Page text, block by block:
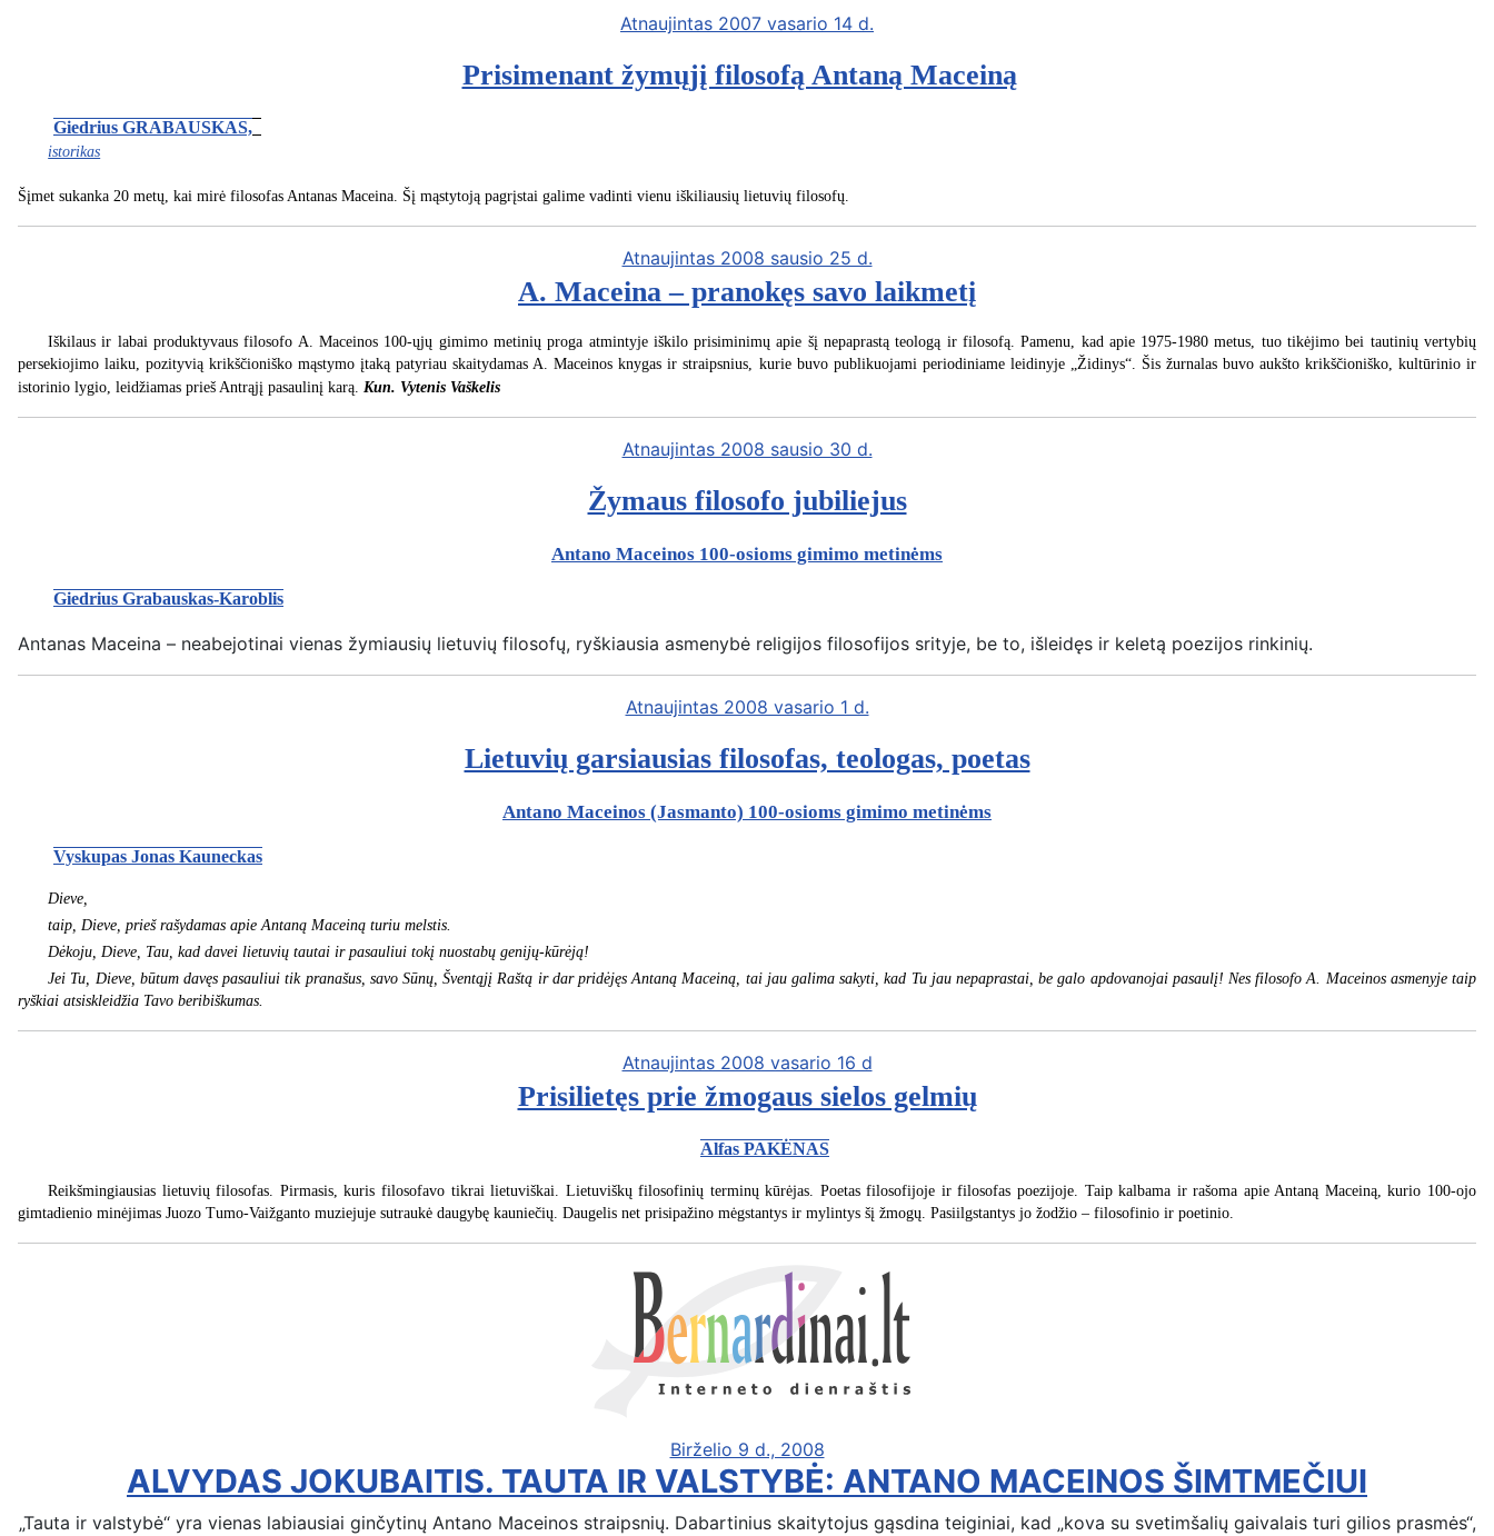
Atnaujintas 2007 vasario 14 d.
Prisimenant žymųjį filosofą Antaną Maceiną
Giedrius GRABAUSKAS,
istorikas
Šįmet sukanka 20 metų, kai mirė filosofas Antanas Maceina. Šį mąstytoją pagrįstai galime vadinti vienu iškiliausių lietuvių filosofų.
Atnaujintas 2008 sausio 25 d.
A. Maceina – pranokęs savo laikmetį
Iškilaus ir labai produktyvaus filosofo A. Maceinos 100-ųjų gimimo metinių proga atmintyje iškilo prisiminimų apie šį nepaprastą teologą ir filosofą. Pamenu, kad apie 1975-1980 metus, tuo tikėjimo bei tautinių vertybių
persekiojimo laiku, pozityvią krikščioniško mąstymo įtaką patyriau skaitydamas A. Maceinos knygas ir straipsnius, kurie buvo publikuojami periodiniame leidinyje „Židinys“. Šis žurnalas buvo aukšto krikščioniško, kultūrinio ir
istorinio lygio, leidžiamas prieš Antrąjį pasaulinį karą. Kun. Vytenis Vaškelis
Atnaujintas 2008 sausio 30 d.
Žymaus filosofo jubiliejus
Antano Maceinos 100-osioms gimimo metinėms
Giedrius Grabauskas-Karoblis
Antanas Maceina – neabejotinai vienas žymiausių lietuvių filosofų, ryškiausia asmenybė religijos filosofijos srityje, be to, išleidęs ir keletą poezijos rinkinių.
Atnaujintas 2008 vasario 1 d.
Lietuvių garsiausias filosofas, teologas, poetas
Antano Maceinos (Jasmanto) 100-osioms gimimo metinėms
Vyskupas Jonas Kauneckas
Dieve,
taip, Dieve, prieš rašydamas apie Antaną Maceiną turiu melstis.
Dėkoju, Dieve, Tau, kad davei lietuvių tautai ir pasauliui tokį nuostabų genijų-kūrėją!
Jei Tu, Dieve, būtum davęs pasauliui tik pranašus, savo Sūnų, Šventąjį Raštą ir dar pridėjęs Antaną Maceiną, tai jau galima sakyti, kad Tu jau nepaprastai, be galo apdovanojai pasaulį! Nes filosofo A. Maceinos asmenyje taip
ryškiai atsiskleidžia Tavo beribiškumas.
Atnaujintas 2008 vasario 16 d
Prisilietęs prie žmogaus sielos gelmių
Alfas PAKĖNAS
Reikšmingiausias lietuvių filosofas. Pirmasis, kuris filosofavo tikrai lietuviškai. Lietuviškų filosofinių terminų kūrėjas. Poetas filosofijoje ir filosofas poezijoje. Taip kalbama ir rašoma apie Antaną Maceiną, kurio 100-ojo
gimtadienio minėjimas Juozo Tumo-Vaižganto muziejuje sutraukė daugybę kauniečių. Daugelis net prisipažino mėgstantys ir mylintys šį žmogų. Pasiilgstantys jo žodžio – filosofinio ir poetinio.
Birželio 9 d., 2008
ALVYDAS JOKUBAITIS. TAUTA IR VALSTYBĖ: ANTANO MACEINOS ŠIMTMEČIUI
„Tauta ir valstybė“ yra vienas labiausiai ginčytinų Antano Maceinos straipsnių. Dabartinius skaitytojus gąsdina teiginiai, kad „kova su svetimšalių gaivalais turi gilios prasmės“,